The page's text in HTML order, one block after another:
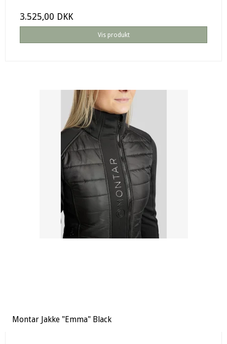
3.525,00 DKK
Vis produkt
Montar Jakke "Emma" Black